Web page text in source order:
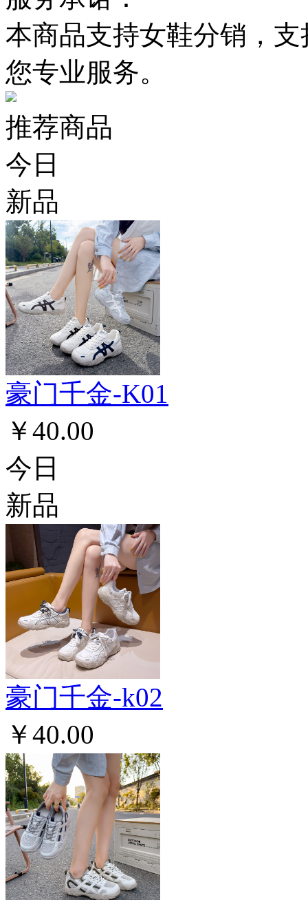
本商品支持女鞋分销，
您专业服务。
推荐商品
今日
新品
豪门千金-K01
￥40.00
今日
新品
豪门千金-k02
￥40.00